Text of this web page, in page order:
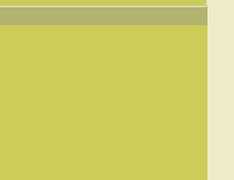
to